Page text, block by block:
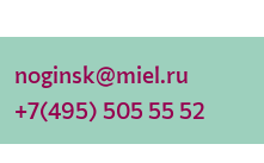
noginsk@miel.ru
+7(495) 505 55 52